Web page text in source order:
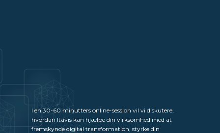
I en 30-60 minutters online-session vil vi diskutere,
hvordan Itavis kan hjælpe din virksomhed med at
fremskynde digital transformation, styrke din